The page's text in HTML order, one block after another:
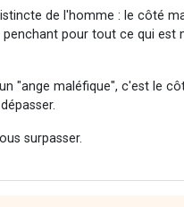
de l'homme : le côté
pour tout ce qui est
"ange maléfique", c'est le
surpasser.